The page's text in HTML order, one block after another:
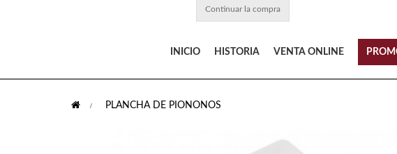
Continuar la compra
INICIO HISTORIA VENTA ONLINE
> PLANCHA DE PIONONOS